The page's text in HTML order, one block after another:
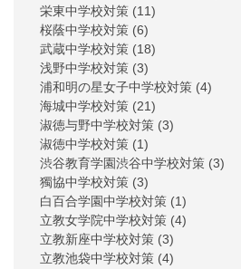
栄東中学校対策 (11)
桜蔭中学校対策 (6)
武蔵中学校対策 (18)
浅野中学校対策 (3)
浦和明の星女子中学校対策 (4)
海城中学校対策 (21)
淑徳与野中学校対策 (3)
淑徳中学校対策 (1)
渋谷教育学園渋谷中学校対策 (3)
獨協中学校対策 (3)
白百合学園中学校対策 (1)
立教女学院中学校対策 (4)
立教新座中学校対策 (3)
立教池袋中学校対策 (4)